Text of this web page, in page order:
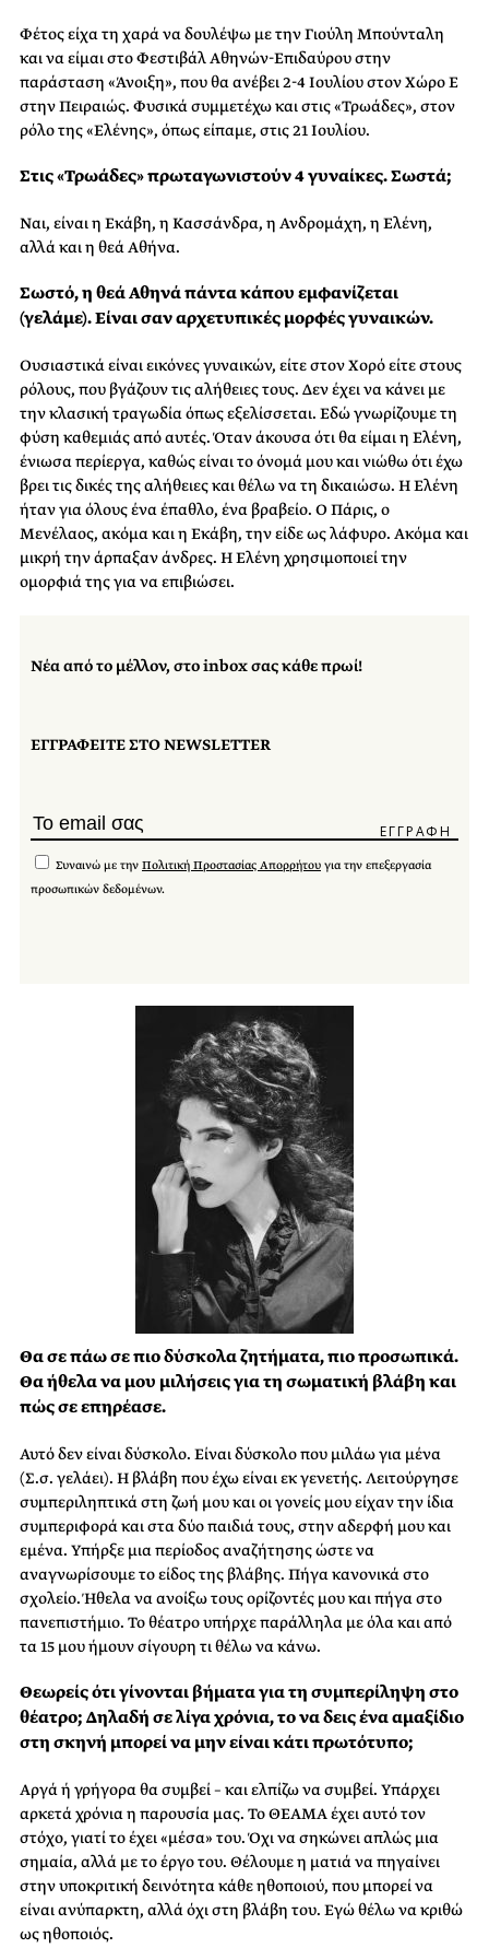
Φέτος είχα τη χαρά να δουλέψω με την Γιούλη Μπούνταλη
και να είμαι στο Φεστιβάλ Αθηνών-Επιδαύρου στην
παράσταση «Άνοιξη», που θα ανέβει 2-4 Ιουλίου στον Χώρο Ε
στην Πειραιώς. Φυσικά συμμετέχω και στις «Τρωάδες», στον
ρόλο της «Ελένης», όπως είπαμε, στις 21 Ιουλίου.
Στις «Τρωάδες» πρωταγωνιστούν 4 γυναίκες. Σωστά;
Ναι, είναι η Εκάβη, η Κασσάνδρα, η Ανδρομάχη, η Ελένη,
αλλά και η θεά Αθήνα.
Σωστό, η θεά Αθηνά πάντα κάπου εμφανίζεται
(γελάμε). Είναι σαν αρχετυπικές μορφές γυναικών.
Ουσιαστικά είναι εικόνες γυναικών, είτε στον Χορό είτε στους
ρόλους, που βγάζουν τις αλήθειες τους. Δεν έχει να κάνει με
την κλασική τραγωδία όπως εξελίσσεται. Εδώ γνωρίζουμε τη
φύση καθεμιάς από αυτές. Όταν άκουσα ότι θα είμαι η Ελένη,
ένιωσα περίεργα, καθώς είναι το όνομά μου και νιώθω ότι έχω
βρει τις δικές της αλήθειες και θέλω να τη δικαιώσω. Η Ελένη
ήταν για όλους ένα έπαθλο, ένα βραβείο. Ο Πάρις, ο
Μενέλαος, ακόμα και η Εκάβη, την είδε ως λάφυρο. Ακόμα και
μικρή την άρπαξαν άνδρες. Η Ελένη χρησιμοποιεί την
ομορφιά της για να επιβιώσει.
Νέα από το μέλλον, στο inbox σας κάθε πρωί!
ΕΓΓΡΑΦΕΙΤΕ ΣΤΟ NEWSLETTER
Συναινώ με την Πολιτική Προστασίας Απορρήτου για την επεξεργασία
προσωπικών δεδομένων.
Θα σε πάω σε πιο δύσκολα ζητήματα, πιο προσωπικά.
Θα ήθελα να μου μιλήσεις για τη σωματική βλάβη και
πώς σε επηρέασε.
Αυτό δεν είναι δύσκολο. Είναι δύσκολο που μιλάω για μένα
(Σ.σ. γελάει). H βλάβη που έχω είναι εκ γενετής. Λειτούργησε
συμπεριληπτικά στη ζωή μου και οι γονείς μου είχαν την ίδια
συμπεριφορά και στα δύο παιδιά τους, στην αδερφή μου και
εμένα. Υπήρξε μια περίοδος αναζήτησης ώστε να
αναγνωρίσουμε το είδος της βλάβης. Πήγα κανονικά στο
σχολείο. Ήθελα να ανοίξω τους ορίζοντές μου και πήγα στο
πανεπιστήμιο. Το θέατρο υπήρχε παράλληλα με όλα και από
τα 15 μου ήμουν σίγουρη τι θέλω να κάνω.
Θεωρείς ότι γίνονται βήματα για τη συμπερίληψη στο
θέατρο; Δηλαδή σε λίγα χρόνια, το να δεις ένα αμαξίδιο
στη σκηνή μπορεί να μην είναι κάτι πρωτότυπο;
Αργά ή γρήγορα θα συμβεί – και ελπίζω να συμβεί. Υπάρχει
αρκετά χρόνια η παρουσία μας. Το ΘΕΑΜΑ έχει αυτό τον
στόχο, γιατί το έχει «μέσα» του. Όχι να σηκώνει απλώς μια
σημαία, αλλά με το έργο του. Θέλουμε η ματιά να πηγαίνει
στην υποκριτική δεινότητα κάθε ηθοποιού, που μπορεί να
είναι ανύπαρκτη, αλλά όχι στη βλάβη του. Εγώ θέλω να κριθώ
ως ηθοποιός.